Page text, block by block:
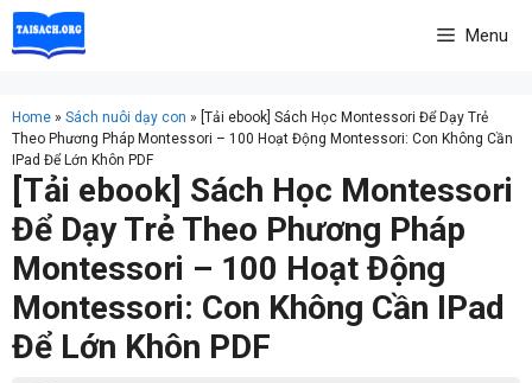
Skip
to
Menu
Home » Sách nuôi dạy con » [Tải ebook] Sách Học Montessori Để Dạy Trẻ
Theo Phương Pháp Montessori – 100 Hoạt Động Montessori: Con Không Cần
IPad Để Lớn Khôn PDF
[Tải ebook] Sách Học Montessori
Để Dạy Trẻ Theo Phương Pháp
Montessori – 100 Hoạt Động
Montessori: Con Không Cần IPad
Để Lớn Khôn PDF